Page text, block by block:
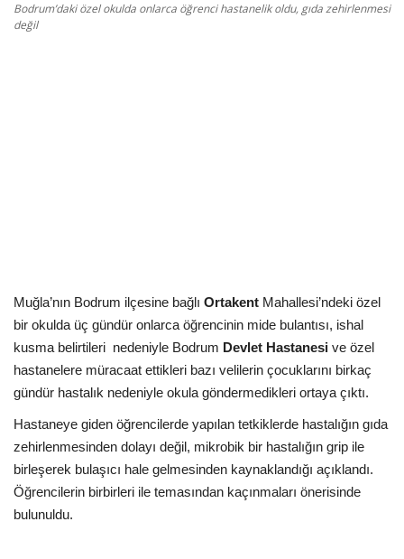
Spor
Bodrum’daki özel okulda onlarca öğrenci hastanelik oldu, gıda zehirlenmesi
değil
Muğla’nın Bodrum ilçesine bağlı Ortakent Mahallesi’ndeki özel
bir okulda üç gündür onlarca öğrencinin mide bulantısı, ishal
kusma belirtileri nedeniyle Bodrum Devlet Hastanesi ve özel
hastanelere müracaat ettikleri bazı velilerin çocuklarını birkaç
gündür hastalık nedeniyle okula göndermedikleri ortaya çıktı.
Hastaneye giden öğrencilerde yapılan tetkiklerde hastalığın gıda
zehirlenmesinden dolayı değil, mikrobik bir hastalığın grip ile
birleşerek bulaşıcı hale gelmesinden kaynaklandığı açıklandı.
Öğrencilerin birbirleri ile temasından kaçınmaları önerisinde
bulunuldu.